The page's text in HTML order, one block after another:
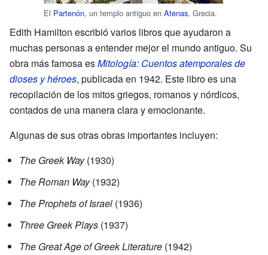
El Partenón, un templo antiguo en Atenas, Grecia.
Edith Hamilton escribió varios libros que ayudaron a
muchas personas a entender mejor el mundo antiguo. Su
obra más famosa esMitología: Cuentos atemporales de
dioses y héroes, publicada en 1942. Este libro es una
recopilación de los mitos griegos, romanos y nórdicos,
contados de una manera clara y emocionante.
Algunas de sus otras obras importantes incluyen:
The Greek Way(1930)
The Roman Way(1932)
The Prophets of Israel (1936)
Three Greek Plays (1937)
The Great Age of Greek Literature (1942)